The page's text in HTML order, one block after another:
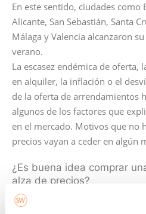
En este sentido, ciudades como
Alicante, San Sebastián, Santa
Málaga y Valencia alcanzaron
verano.
La escasez endémica de oferta,
en alquiler, la inflación o el
de la oferta de arrendamientos
algunos de los factores que
en el mercado. Motivos que no
precios vayan a ceder en algún
¿Es buena idea comprar
alza de precios?
¿Te has sentido atrapado por